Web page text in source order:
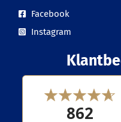
Facebook
Instagram